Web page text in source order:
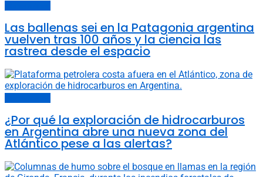
Las ballenas sei en la Patagonia argentina
vuelven tras 100 años y la ciencia las
rastrea desde el espacio
¿Por qué la exploración de hidrocarburos
en Argentina abre una nueva zona del
Atlántico pese a las alertas?